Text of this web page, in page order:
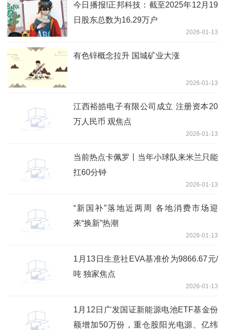
今日播报!正邦科技：截至2025年12月19
日股东总数为16.29万户
2026-01-13
有色锌概念拉升 国城矿业大涨
2026-01-13
江西裕皓电子有限公司成立 注册资本20
万人民币 观焦点
2026-01-13
当前热点卡佩罗丨当年小球队来米兰只能
扛60分钟
2026-01-13
“新国补”落地近两周 各地消费市场迎
来“换新”热潮
2026-01-13
1月13日生意社EVA基准价为9866.67元/
吨 独家焦点
2026-01-13
1月12日广发国证新能源电池ETF基金份
额增加50万份，重仓股阳光电源、亿纬